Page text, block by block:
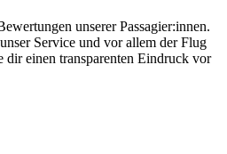
unserer Passagier:innen.
Service und vor allem der Flug
dir einen transparenten Eindruck vor